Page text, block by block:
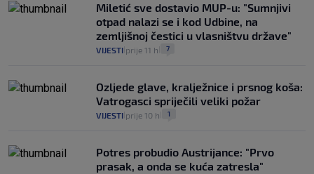
Miletić sve dostavio MUP-u: "Sumnjivi
otpad nalazi se i kod Udbine, na
zemljišnoj čestici u vlasništvu države"
VIJESTI prije 11 h 7
Ozljede glave, kralježnice i prsnog koša:
Vatrogasci spriječili veliki požar
VIJESTI prije 10 h 1
Potres probudio Austrijance: "Prvo
prasak, a onda se kuća zatresla"